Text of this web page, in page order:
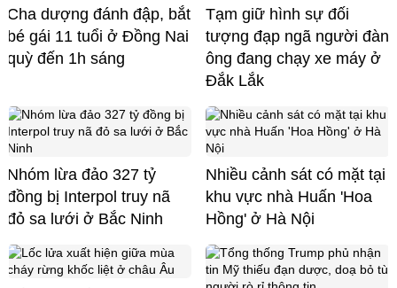
Cha dượng đánh đập, bắt
bé gái 11 tuổi ở Đồng Nai
quỳ đến 1h sáng
Tạm giữ hình sự đối
tượng đạp ngã người đàn
ông đang chạy xe máy ở
Đắk Lắk
Nhóm lừa đảo 327 tỷ
đồng bị Interpol truy nã
đỏ sa lưới ở Bắc Ninh
Nhiều cảnh sát có mặt tại
khu vực nhà Huấn 'Hoa
Hồng' ở Hà Nội